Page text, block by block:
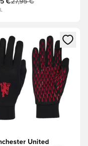
Modal za prijavo ali
United